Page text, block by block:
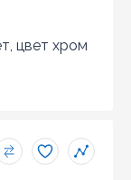
цвет хром